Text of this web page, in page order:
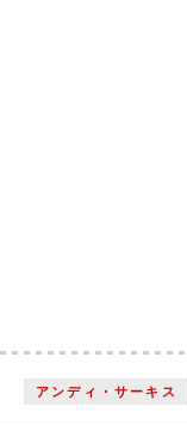
アンディ・サーキス